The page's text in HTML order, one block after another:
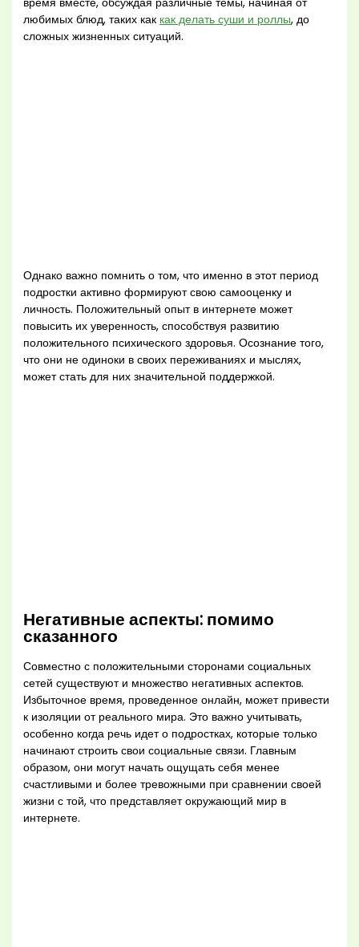
любимых блюд, таких как как делать суши и роллы, до
сложных жизненных ситуаций.
Однако важно помнить о том, что именно в этот период
подростки активно формируют свою самооценку и
личность. Положительный опыт в интернете может
повысить их уверенность, способствуя развитию
положительного психического здоровья. Осознание того,
что они не одиноки в своих переживаниях и мыслях,
может стать для них значительной поддержкой.
Негативные аспекты: помимо
сказанного
Совместно с положительными сторонами социальных
сетей существуют и множество негативных аспектов.
Избыточное время, проведенное онлайн, может привести
к изоляции от реального мира. Это важно учитывать,
особенно когда речь идет о подростках, которые только
начинают строить свои социальные связи. Главным
образом, они могут начать ощущать себя менее
счастливыми и более тревожными при сравнении своей
жизни с той, что представляет окружающий мир в
интернете.